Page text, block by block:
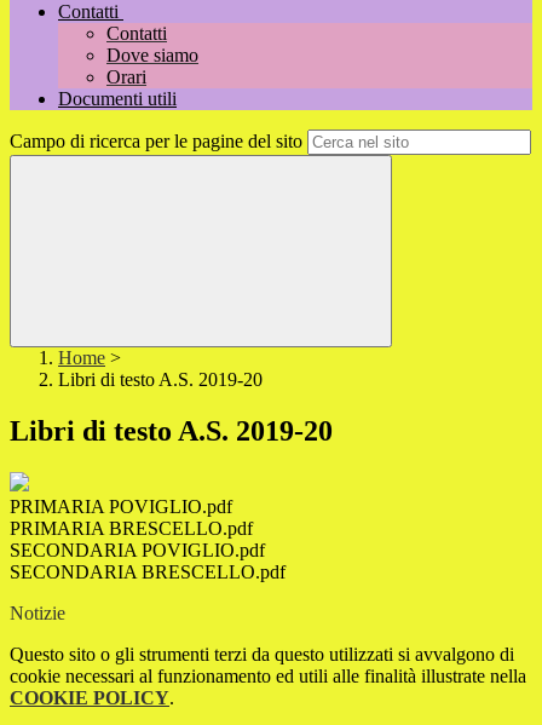
Contatti
Contatti
Dove siamo
Orari
Documenti utili
Campo di ricerca per le pagine del sito
Home >
Libri di testo A.S. 2019-20
Libri di testo A.S. 2019-20
PRIMARIA POVIGLIO.pdf
PRIMARIA BRESCELLO.pdf
SECONDARIA POVIGLIO.pdf
SECONDARIA BRESCELLO.pdf
Notizie
Questo sito o gli strumenti terzi da questo utilizzati si avvalgono di
cookie necessari al funzionamento ed utili alle finalità illustrate nella
COOKIE POLICY.